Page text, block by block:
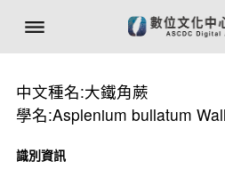
中文種名:大鐵角蕨
學名:Asplenium bullatum
識別資訊